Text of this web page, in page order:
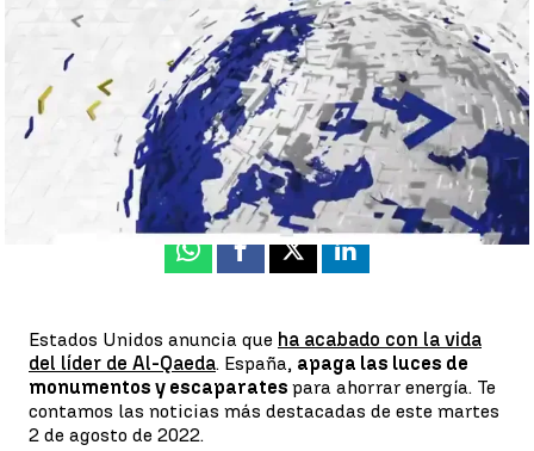
Antena 3 Noticias
Actualizado:02 de agosto de 2022, 22:05
Publicado:02 de agosto de 2022, 10:19
Whatsapp
Facebook
X Linkedin
Estados Unidos anuncia que ha acabado con la vida
del líder de Al-Qaeda. España, apaga las luces de
monumentos y escaparates para ahorrar energía. Te
contamos las noticias más destacadas de este martes
2 de agosto de 2022.